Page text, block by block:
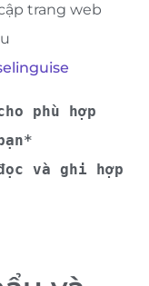
trang web
phù hợp
và ghi hợp